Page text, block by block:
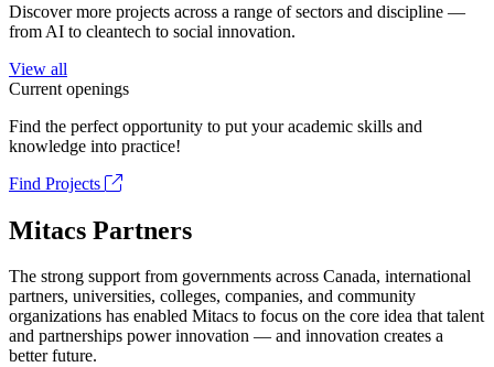
Discover more projects across a range of sectors and discipline —
from AI to cleantech to social innovation.
View all
Current openings
Find the perfect opportunity to put your academic skills and
knowledge into practice!
Find Projects
Mitacs Partners
The strong support from governments across Canada, international
partners, universities, colleges, companies, and community
organizations has enabled Mitacs to focus on the core idea that talent
and partnerships power innovation — and innovation creates a
better future.